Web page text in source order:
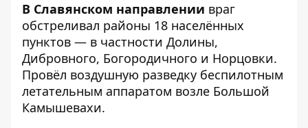
В Славянском направлении враг
обстреливал районы 18 населённых
пунктов — в частности Долины,
Дибровного, Богородичного и Норцовки.
Провёл воздушную разведку беспилотным
летательным аппаратом возле Большой
Камышевахи.